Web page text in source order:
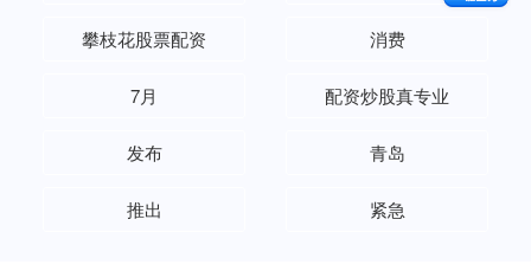
攀枝花股票配资 消费
7月 配资炒股真专业
发布 青岛
推出 紧急